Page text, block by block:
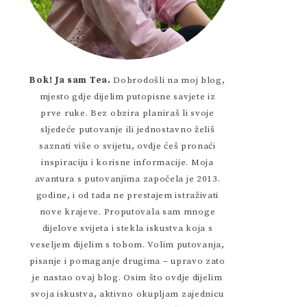
Bok! Ja sam Tea.Dobrodošli na moj blog,
mjesto gdje dijelim putopisne savjete iz
prve ruke. Bez obzira planiraš li svoje
sljedeće putovanje ili jednostavno želiš
saznati više o svijetu, ovdje ćeš pronaći
inspiraciju i korisne informacije. Moja
avantura s putovanjima započela je 2013.
godine, i od tada ne prestajem istraživati
nove krajeve. Proputovala sam mnoge
dijelove svijeta i stekla iskustva koja s
veseljem dijelim s tobom. Volim putovanja,
pisanje i pomaganje drugima – upravo zato
je nastao ovaj blog. Osim što ovdje dijelim
svoja iskustva, aktivno okupljam zajednicu